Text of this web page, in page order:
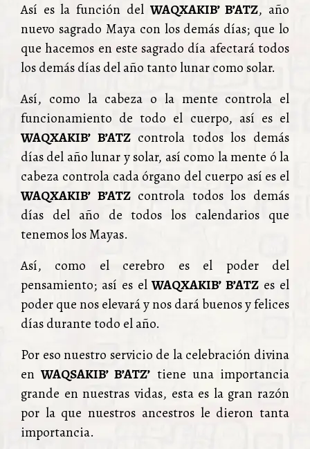
Así es la función del WAQXAKIB’ B’ATZ, año
nuevo sagrado Maya con los demás días; que lo
que hacemos en este sagrado día afectará todos
los demás días del año tanto lunar como solar.
Así, como la cabeza o la mente controla el
funcionamiento de todo el cuerpo, así es el
WAQXAKIB’ B’ATZcontrola todos los demás
días del año lunar y solar, así como la mente ó la
cabeza controla cada órgano del cuerpo así es el
WAQXAKIB’ B’ATZcontrola todos los demás
días del año de todos los calendarios que
tenemos los Mayas.
Así, como el cerebro es el poder del
pensamiento; así es elWAQXAKIB’ B’ATZ es el
poder que nos elevará y nos dará buenos y felices
días durante todo el año.
Por eso nuestro servicio de la celebración divina
enWAQSAKIB’ B’ATZ’ tiene una importancia
grande en nuestras vidas, esta es la gran razón
por la que nuestros ancestros le dieron tanta
importancia.